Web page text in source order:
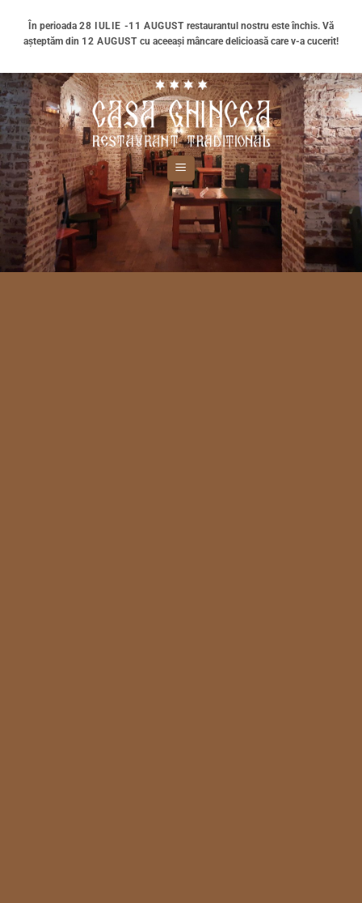
content
În perioada28 IULIE -11 AUGUSTrestaurantul nostru este închis. Vă
așteptăm din 12 AUGUSTcu aceeași mâncare delicioasă care v-a cucerit!